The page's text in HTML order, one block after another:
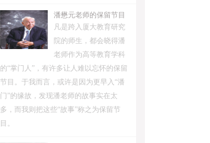
潘懋元老师的保留节目
凡是跨入厦大教育研究
院的师生，都会晓得潘
老师作为高等教育学科
的“掌门人”，有许多让人难以忘怀的保留
节目。于我而言，或许是因为更早入“潘
门”的缘故，发现潘老师的故事实在太
多，而我则把这些“故事”称之为保留节
目。